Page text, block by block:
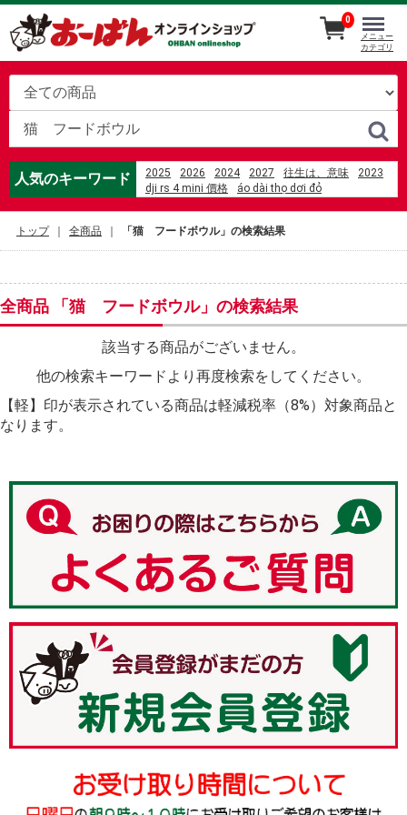
人気のキーワード 2025 2026 2024 2027 往生は、意味
2023
dji rs 4 mini 價格
áo dài thọ dơi đỏ
%D1%81%D1%82%D1%80%D0%B5%D0%BD%D0%B4
amazon 座椅子カバー
%E5%85%89%E8%8F%AF%E5%BA%97
%2F Milky Peach
mili the death of lactose intolerant
motor listrik 2%2C2kw b5
motricidad definicion para ni%C3%B1os
ch%E1%BA%A5n
0
メニュー
カテゴリ
トップ 全商品 「猫 フードボウル」の検索結果
全商品 「猫 フードボウル」の検索結果
該当する商品がございません。
他の検索キーワードより再度検索をしてください。
【軽】印が表示されている商品は軽減税率（8%）対象商品と
なります。